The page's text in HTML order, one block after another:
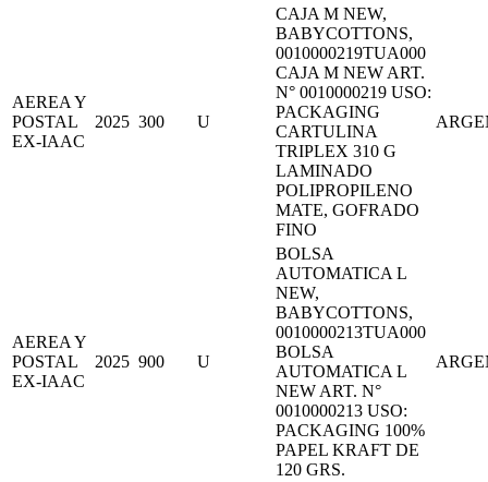
AEREA Y
POSTAL
EX-IAAC
2025 300 U
CAJA M NEW,
BABYCOTTONS,
0010000219TUA000
CAJA M NEW ART.
N° 0010000219 USO:
PACKAGING
CARTULINA
TRIPLEX 310 G
LAMINADO
POLIPROPILENO
MATE, GOFRADO
FINO
AEREA Y
POSTAL
EX-IAAC
2025 900 U
BOLSA
AUTOMATICA L
NEW,
BABYCOTTONS,
0010000213TUA000
BOLSA
AUTOMATICA L
NEW ART. N°
0010000213 USO:
PACKAGING 100%
PAPEL KRAFT DE
120 GRS.